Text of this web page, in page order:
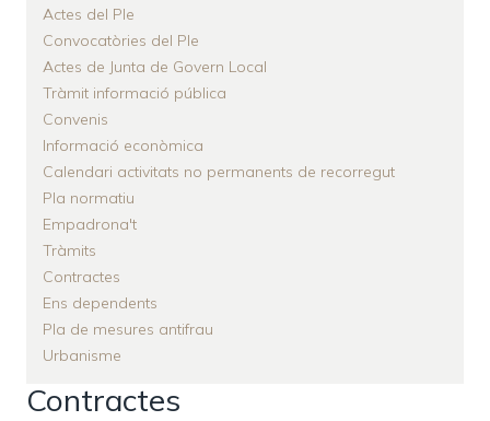
Actes del Ple
Convocatòries del Ple
Actes de Junta de Govern Local
Tràmit informació pública
Convenis
Informació econòmica
Calendari activitats no permanents de recorregut
Pla normatiu
Empadrona't
Tràmits
Contractes
Ens dependents
Pla de mesures antifrau
Urbanisme
Contractes